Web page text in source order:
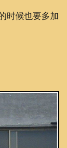
时候也要多加